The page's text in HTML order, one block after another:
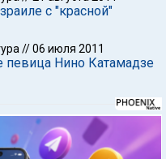
с "красной"
//06 июля 2011
певица Нино Катамадзе